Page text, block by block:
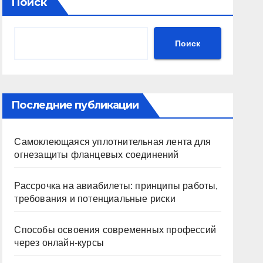
Поиск
Последние публикации
Самоклеющаяся уплотнительная лента для
огнезащиты фланцевых соединений
Рассрочка на авиабилеты: принципы работы,
требования и потенциальные риски
Способы освоения современных профессий
через онлайн-курсы